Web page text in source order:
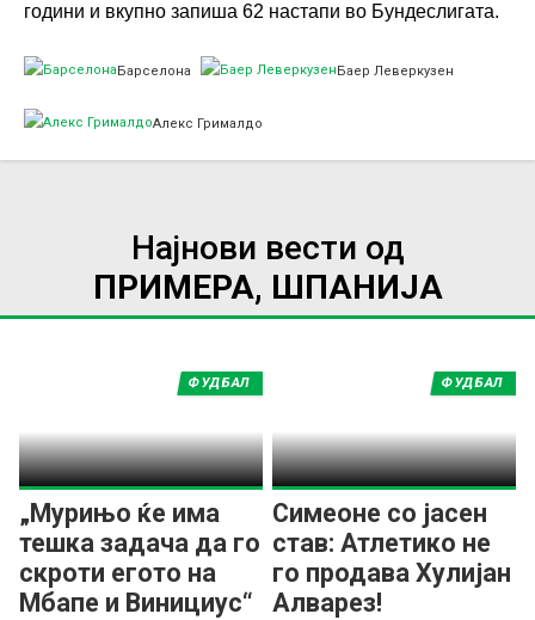
години и вкупно запиша 62 настапи во Бундеслигата.
Барселона Баер Леверкузен
Алекс Грималдо
Најнови вести од
ПРИМЕРА, ШПАНИЈА
„Мурињо ќе има
тешка задача да го
скроти егото на
Мбапе и Винициус“
ФУДБАЛ
Симеоне со јасен
став: Атлетико не
го продава Хулијан
Алварез!
ФУДБАЛ